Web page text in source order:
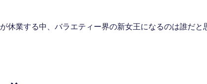
休業する中、バラエティー界の新女王になるのは誰だ